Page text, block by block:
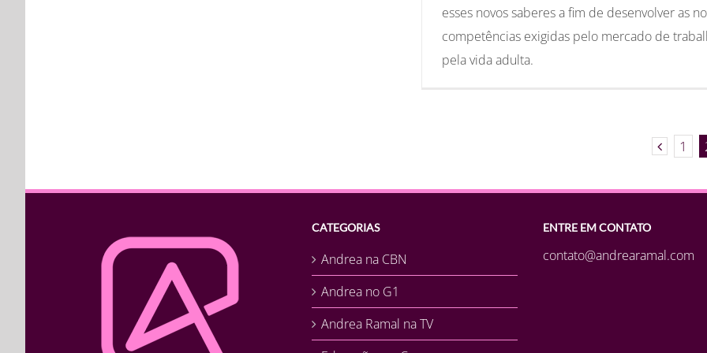
esses novos saberes a fim de desenvolver as
competências exigidas pelo mercado de
pela vida adulta.
1
CATEGORIAS
Andrea na CBN
Andrea no G1
Andrea Ramal na TV
ENTRE EM CONTATO
contato@andrearamal.com